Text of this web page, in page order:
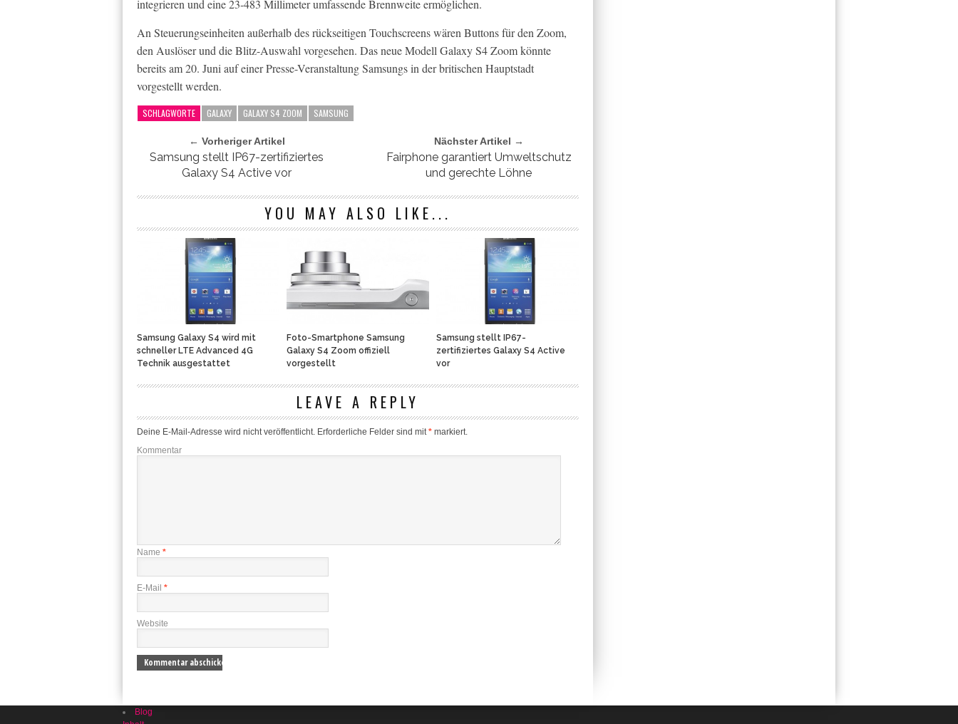
integrieren und eine 23-483 Millimeter umfassende Brennweite ermöglichen.
An Steuerungseinheiten außerhalb des rückseitigen Touchscreens wären Buttons für den Zoom,
den Auslöser und die Blitz-Auswahl vorgesehen. Das neue Modell Galaxy S4 Zoom könnte
bereits am 20. Juni auf einer Presse-Veranstaltung Samsungs in der britischen Hauptstadt
vorgestellt werden.
SCHLAGWORTE GALAXY GALAXY S4 ZOOM SAMSUNG
← Vorheriger Artikel
Samsung stellt IP67-zertifiziertes
Galaxy S4 Active vor
Nächster Artikel →
Fairphone garantiert Umweltschutz
und gerechte Löhne
YOU MAY ALSO LIKE...
Samsung Galaxy S4 wird mit
schneller LTE Advanced 4G
Technik ausgestattet
Foto-Smartphone Samsung
Galaxy S4 Zoom offiziell
vorgestellt
Samsung stellt IP67-
zertifiziertes Galaxy S4 Active
vor
LEAVE A REPLY
Deine E-Mail-Adresse wird nicht veröffentlicht. Erforderliche Felder sind mit* markiert.
Kommentar
Name *
E-Mail *
Website
Blog